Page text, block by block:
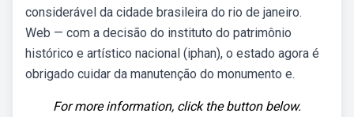
considerável da cidade brasileira do rio de janeiro.
Web — com a decisão do instituto do patrimônio
histórico e artístico nacional (iphan), o estado agora é
obrigado cuidar da manutenção do monumento e.
For more information, click the button below.